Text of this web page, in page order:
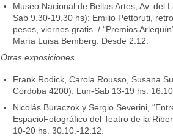
Museo Nacional de Bellas Artes, Av. del
Sab 9.30-19.30 hs): Emilio Pettoruti,
pesos, viernes gratis. / “Premios
María Luisa Bemberg. Desde 2.12.
Otras exposiciones
Frank Rodick, Carola Rousso, Susana
Córdoba 4200). Lun-Sab 13-19 hs.
Nicolás Buraczok y Sergio Severini,
EspacioFotográfico del Teatro de la
10-20 hs. 30.10.-12.12.